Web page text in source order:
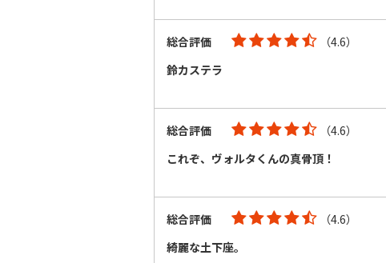
総合評価
（4.6）
鈴カステラ
総合評価
（4.6）
これぞ、ヴォルタくんの真骨頂！
総合評価
（4.6）
綺麗な土下座。